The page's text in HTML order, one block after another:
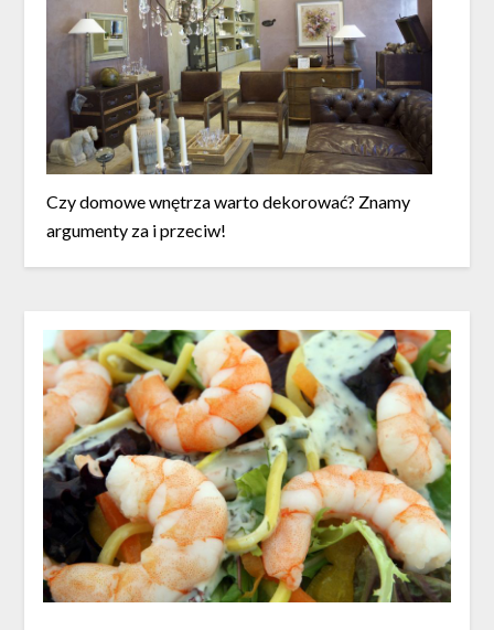
Czy domowe wnętrza warto dekorować? Znamy
argumenty za i przeciw!